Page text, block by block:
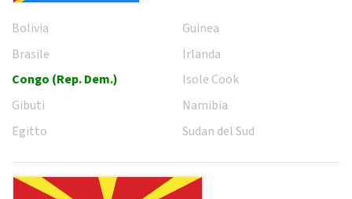
Bolivia
Brasile
Congo (Rep. Dem.)
Gibuti
Egitto
Guinea
Irlanda
Isole Cook
Namibia
Sudan del Sud